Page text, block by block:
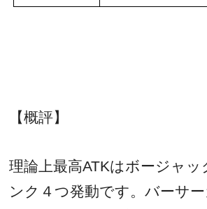
【概評】
理論上最高ATKはボージャッ
ンク４つ発動です。バーサ